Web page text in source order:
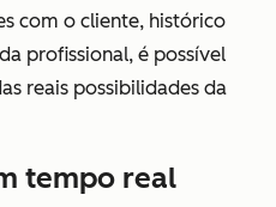
com o cliente, histórico
profissional, é possível
reais possibilidades da
tempo real